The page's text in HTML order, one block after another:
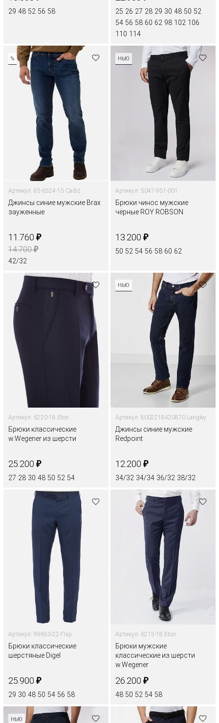
29 48 52 56 58 25 26 27 28 29 30 48 50 52
54 56 58 60 62 98 102 106
110 114
%
Артикул: 85-6524-15 Cadiz
Джинсы синие мужские Brax
зауженные
11.760 ₽
14.700₽
42/32
НЬЮ
Артикул: 5047-951-001
Брюки чинос мужские
чёрные ROY ROBSON
13.200 ₽
50 52 54 56 58 60 62
Артикул: 6220-18 Eton
Брюки классические
w.Wegener из шерсти
25.200 ₽
27 28 30 48 50 52 54
НЬЮ
Артикул: 8002218420870 Langley
Джинсы синие мужские
Redpoint
12.200 ₽
34/32 34/34 36/32 38/32
Артикул: 99653-22-Пэр
Брюки классические
шерстяные Digel
25.900 ₽
29 30 48 50 54 56 58
Артикул: 6215-18 Eton
Брюки мужские
классические из шерсти
w.Wegener
26.200 ₽
48 50 52 54 58
НЬЮ